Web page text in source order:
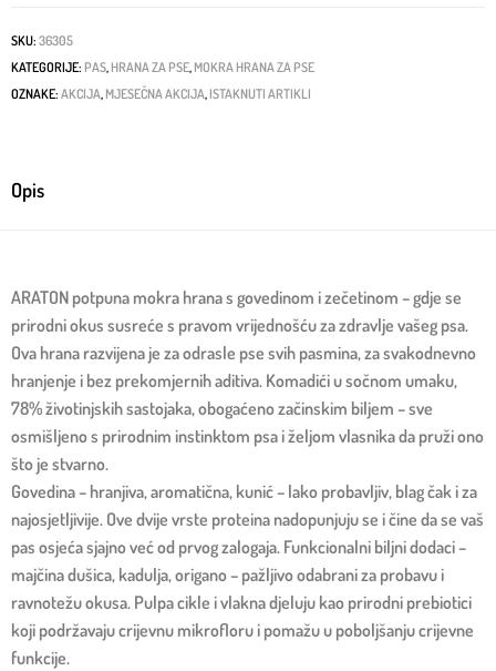
SKU: 36305
KATEGORIJE: PAS, HRANA ZA PSE, MOKRA HRANA ZA PSE
OZNAKE: AKCIJA, MJESEČNA AKCIJA, ISTAKNUTI ARTIKLI
Opis
ARATON potpuna mokra hrana s govedinom i zečetinom – gdje se
prirodni okus susreće s pravom vrijednošću za zdravlje vašeg psa.
Ova hrana razvijena je za odrasle pse svih pasmina, za svakodnevno
hranjenje i bez prekomjernih aditiva. Komadići u sočnom umaku,
78% životinjskih sastojaka, obogaćeno začinskim biljem – sve
osmišljeno s prirodnim instinktom psa i željom vlasnika da pruži ono
što je stvarno.
Govedina – hranjiva, aromatična, kunić – lako probavljiv, blag čak i za
najosjetljivije. Ove dvije vrste proteina nadopunjuju se i čine da se vaš
pas osjeća sjajno već od prvog zalogaja. Funkcionalni biljni dodaci –
majčina dušica, kadulja, origano – pažljivo odabrani za probavu i
ravnotežu okusa. Pulpa cikle i vlakna djeluju kao prirodni prebiotici
koji podržavaju crijevnu mikrofloru i pomažu u poboljšanju crijevne
funkcije.